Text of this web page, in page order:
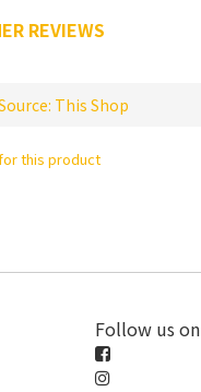
REVIEWS
this product
Follow us on